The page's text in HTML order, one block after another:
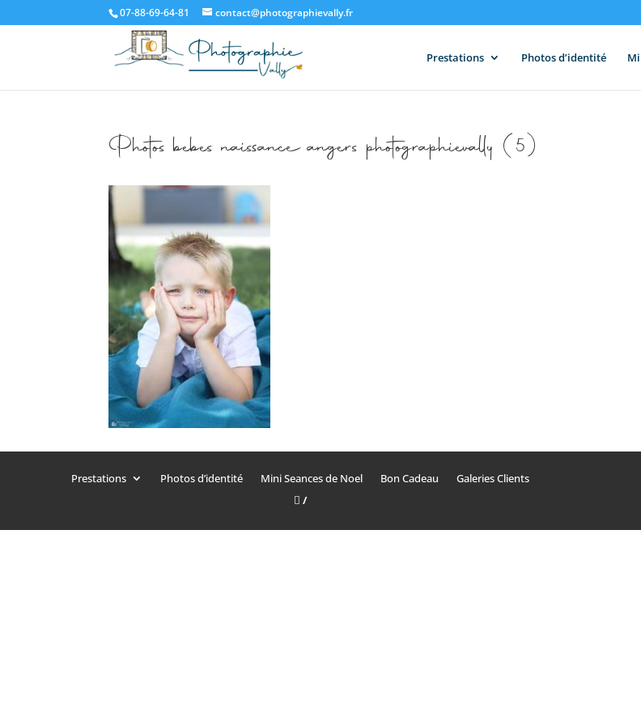
07-88-69-64-81 contact@photographievally.fr
Prestations Photos d’identité
Photos bebes naissance angers photographievally (5)
Prestations Photos d’identité Mini Seances de Noel Bon Cadeau
Galeries Clients
/